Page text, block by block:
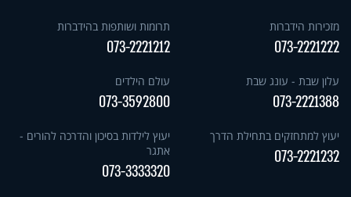
מזכירות הידברות
073-2221222
תרומות ושותפות בהידברות
073-2221212
עלון שבת - עונג שבת
073-2221388
עולם הילדים
073-3592800
יעוץ למתחזקים בתחילת הדרך
073-2221232
יעוץ לילדות בסיכון והדרכה להורים -
אתגר
073-3333320